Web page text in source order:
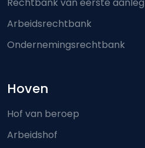
Arbeidsrechtbank
Ondernemingsrechtbank
Hoven
Hof van beroep
Arbeidshof